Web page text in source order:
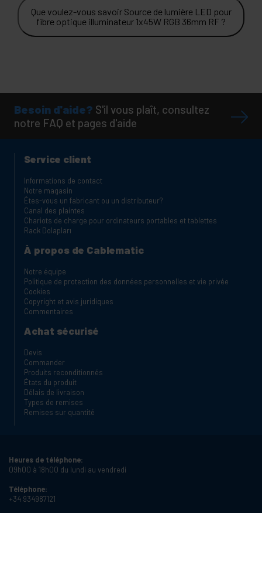
Que voulez-vous savoir Source de lumière LED pour
fibre optique illuminateur 1x45W RGB 36mm RF ?
Besoin d'aide? S'il vous plaît, consultez
notre FAQ et pages d'aide
Service client
Informations de contact
Notre magasin
Êtes-vous un fabricant ou un distributeur?
Canal des plaintes
Chariots de charge pour ordinateurs portables et tablettes
Rack Dolapları
À propos de Cablematic
Notre équipe
Politique de protection des données personnelles et vie privée
Cookies
Copyright et avis juridiques
Commentaires
Achat sécurisé
Devis
Commander
Produits reconditionnés
États du produit
Délais de livraison
Types de remises
Remises sur quantité
Heures de téléphone:
09h00 à 18h00 du lundi au vendredi
Téléphone:
+34 934987121